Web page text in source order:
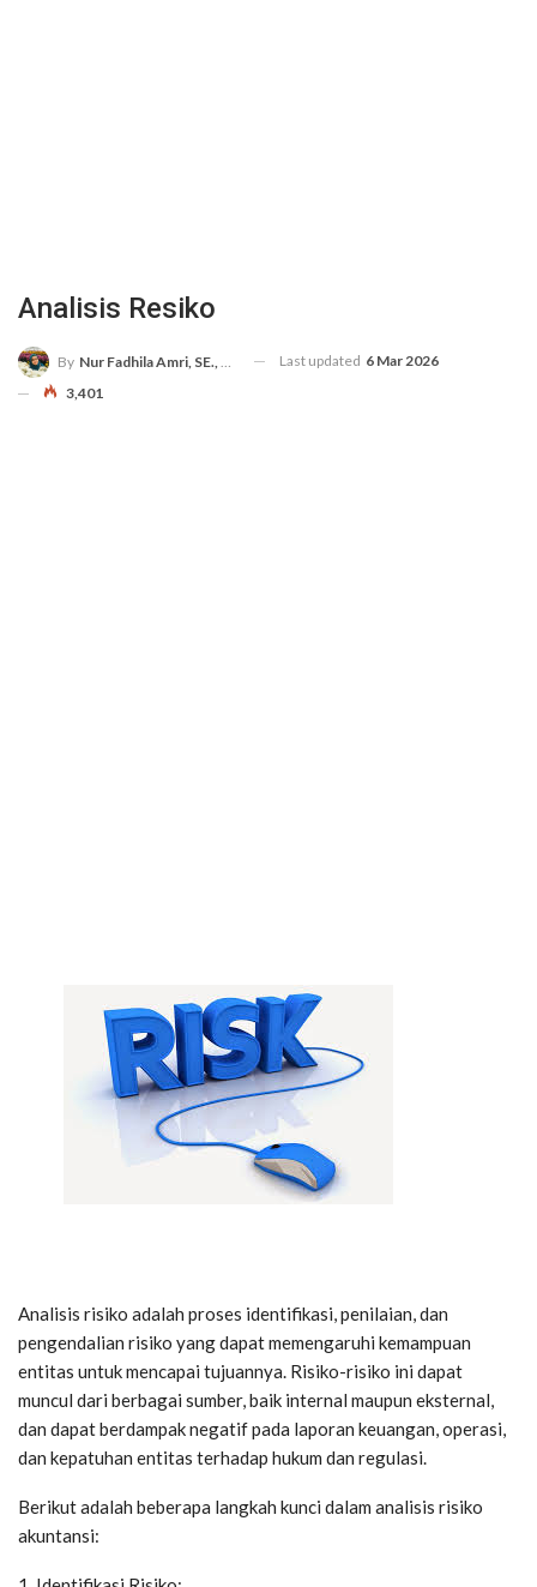
Analisis Resiko
By Nur Fadhila Amri, SE., Ak., M.Si Last updated 6 Mar 2026
3,401
Analisis risiko adalah proses identifikasi, penilaian, dan
pengendalian risiko yang dapat memengaruhi kemampuan
entitas untuk mencapai tujuannya. Risiko-risiko ini dapat
muncul dari berbagai sumber, baik internal maupun eksternal,
dan dapat berdampak negatif pada laporan keuangan, operasi,
dan kepatuhan entitas terhadap hukum dan regulasi.
Berikut adalah beberapa langkah kunci dalam analisis risiko
akuntansi: